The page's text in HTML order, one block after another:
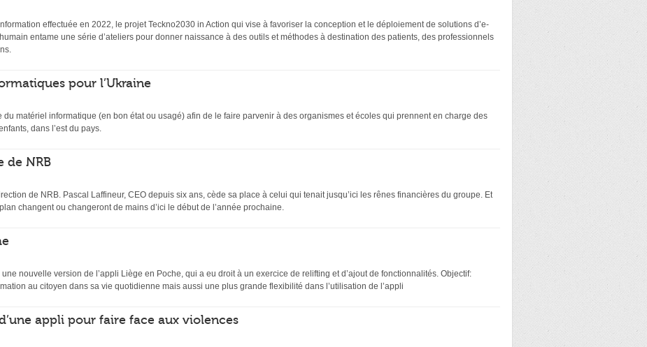
effectuée en 2022, le projet Teckno2030 in Action qui vise à favoriser la conception et le déploiement de solutions d’e-
entame une série d’ateliers pour donner naissance à des outils et méthodes à destination des patients, des professionnels
pour l’Ukraine
matériel informatique (en bon état ou usagé) afin de le faire parvenir à des organismes et écoles qui prennent en charge des
dans l’est du pays.
de NRB
de NRB. Pascal Laffineur, CEO depuis six ans, cède sa place à celui qui tenait jusqu’ici les rênes financières du groupe. Et
changent ou changeront de mains d’ici le début de l’année prochaine.
nouvelle version de l’appli Liège en Poche, qui a eu droit à un exercice de relifting et d’ajout de fonctionnalités. Objectif:
au citoyen dans sa vie quotidienne mais aussi une plus grande flexibilité dans l’utilisation de l’appli
appli pour faire face aux violences